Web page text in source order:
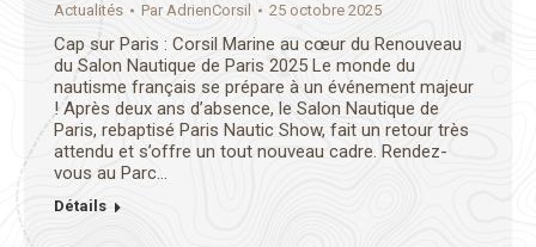
Actualités Par AdrienCorsil 25 octobre 2025
Cap sur Paris : Corsil Marine au cœur du Renouveau
du Salon Nautique de Paris 2025 Le monde du
nautisme français se prépare à un événement majeur
! Après deux ans d’absence, le Salon Nautique de
Paris, rebaptisé Paris Nautic Show, fait un retour très
attendu et s’offre un tout nouveau cadre. Rendez-
vous au Parc…
Détails